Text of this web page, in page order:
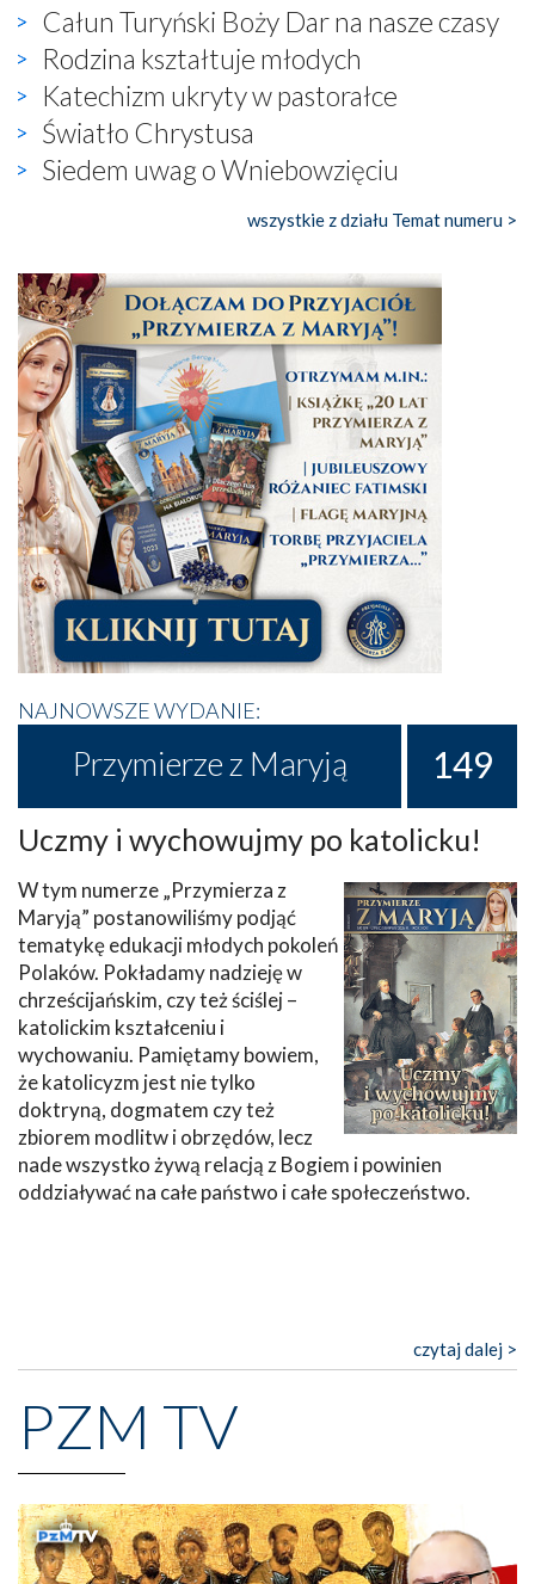
Całun Turyński Boży Dar na nasze czasy
Rodzina kształtuje młodych
Katechizm ukryty w pastorałce
Światło Chrystusa
Siedem uwag o Wniebowzięciu
wszystkie z działu Temat numeru >
NAJNOWSZE WYDANIE:
Przymierze z Maryją 149
Uczmy i wychowujmy po katolicku!
W tym numerze „Przymierza z
Maryją” postanowiliśmy podjąć
tematykę edukacji młodych pokoleń
Polaków. Pokładamy nadzieję w
chrześcijańskim, czy też ściślej –
katolickim kształceniu i
wychowaniu. Pamiętamy bowiem,
że katolicyzm jest nie tylko
doktryną, dogmatem czy też
zbiorem modlitw i obrzędów, lecz
nade wszystko żywą relacją z Bogiem i powinien
oddziaływać na całe państwo i całe społeczeństwo.
czytaj dalej >
PZM TV